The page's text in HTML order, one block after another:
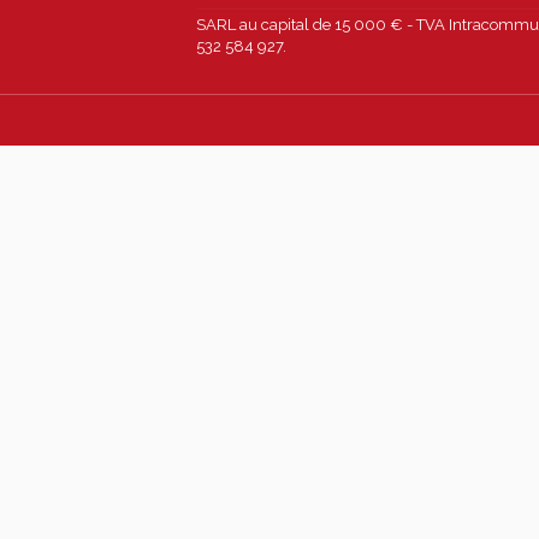
SARL au capital de 15 000 € - TVA
532 584 927.